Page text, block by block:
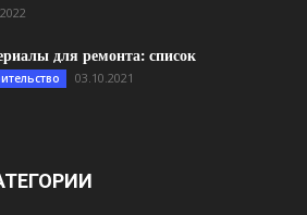
для ремонта: список
03.10.2021